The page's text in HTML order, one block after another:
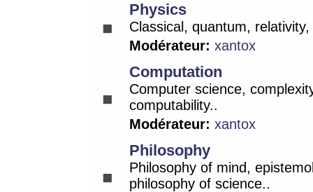
Physics
Classical, quantum,
Modérateur: xantox
Computation
Computer science,
computability..
Modérateur: xantox
Philosophy
Philosophy of mind,
philosophy of science..